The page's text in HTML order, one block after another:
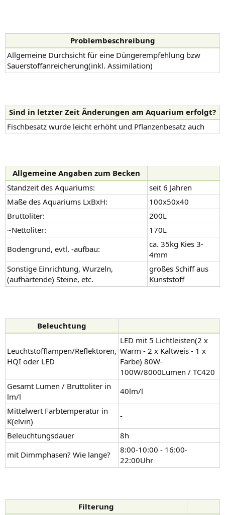
Problembeschreibung
Allgemeine Durchsicht für eine Düngerempfehlung bzw
Sauerstoffanreicherung(inkl. Assimilation)
Sind in letzter Zeit Änderungen am Aquarium erfolgt?
Fischbesatz wurde leicht erhöht und Pflanzenbesatz auch
Allgemeine Angaben zum Becken
Standzeit des Aquariums:
seit 6 Jahren
Maße des Aquariums LxBxH:
100x50x40
Bruttoliter:
200L
~Nettoliter:
170L
Bodengrund, evtl. -aufbau:
ca. 35kg Kies 3-
4mm
Sonstige Einrichtung, Wurzeln,
(aufhärtende) Steine, etc.
großes Schiff aus
Kunststoff
Beleuchtung
Leuchtstofflampen/Reflektoren,
HQI oder LED
LED mit 5 Lichtleisten(2 x
Warm - 2 x Kaltweis - 1 x
Farbe) 80W-
100W/8000Lumen / TC420
Gesamt Lumen / Bruttoliter in
lm/l
40lm/l
Mittelwert Farbtemperatur in
K(elvin)
-
Beleuchtungsdauer
8h
mit Dimmphasen? Wie lange?
8:00-10:00 - 16:00-
22:00Uhr
Filterung